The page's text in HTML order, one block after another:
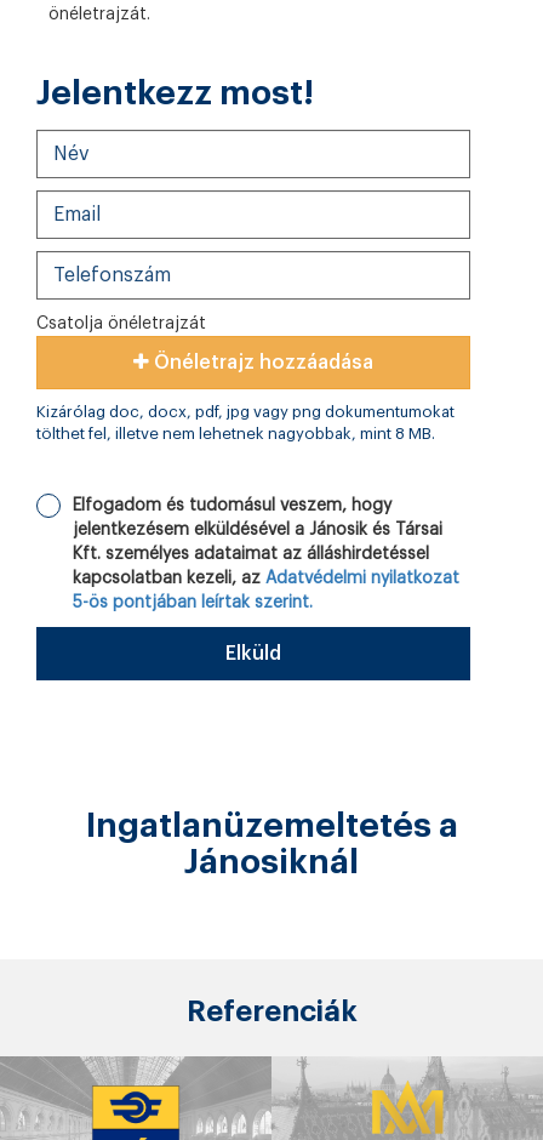
önéletrajzát.
Jelentkezz most!
Csatolja önéletrajzát
Önéletrajz hozzáadása
Kizárólag doc, docx, pdf, jpg vagy png dokumentumokat
tölthet fel, illetve nem lehetnek nagyobbak, mint 8 MB.
Elfogadom és tudomásul veszem, hogy
jelentkezésem elküldésével a Jánosik és Társai
Kft. személyes adataimat az álláshirdetéssel
kapcsolatban kezeli, az Adatvédelmi nyilatkozat
5-ös pontjában leírtak szerint.
Elküld
Ingatlanüzemeltetés a
Jánosiknál
Referenciák